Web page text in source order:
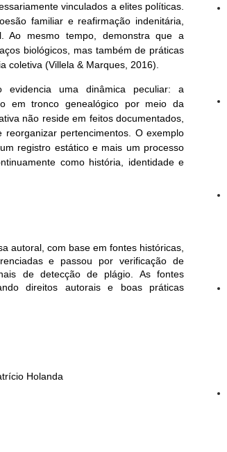
vinculados a elites políticas.
familiar e reafirmação indenitária,
Ao mesmo tempo, demonstra que a
biológicos, mas também de práticas
coletiva (Villela & Marques, 2016).
uma dinâmica peculiar: a
em tronco genealógico por meio da
não reside em feitos documentados,
pertencimentos. O exemplo
registro estático e mais um processo
como história, identidade e
autoral, com base em fontes históricas,
e passou por verificação de
de detecção de plágio. As fontes
direitos autorais e boas práticas
Holanda